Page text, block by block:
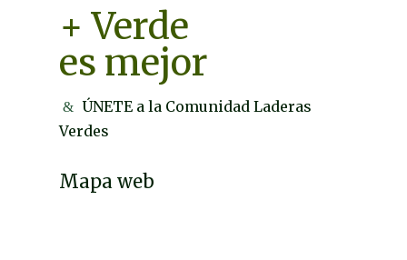
+ Verde
es mejor
ÚNETE a la Comunidad Laderas
Verdes
Mapa web